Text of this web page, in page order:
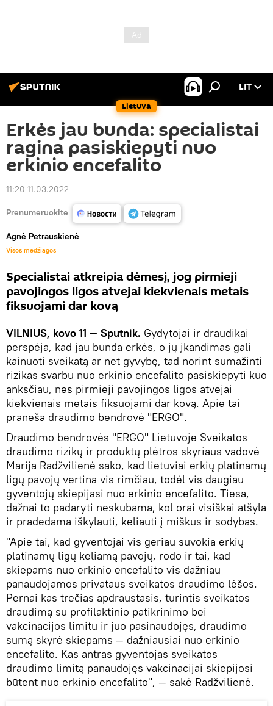
Lietuva
LIT
Erkės jau bunda: specialistai
ragina pasiskiepyti nuo
erkinio encefalito
11:20 11.03.2022
Prenumeruokite
Agnė Petrauskienė
Visos medžiagos
Specialistai atkreipia dėmesį, jog pirmieji
pavojingos ligos atvejai kiekvienais metais
fiksuojami dar kovą
VILNIUS, kovo 11 — Sputnik. Gydytojai ir draudikai
perspėja, kad jau bunda erkės, o jų įkandimas gali
kainuoti sveikatą ar net gyvybę, tad norint sumažinti
rizikas svarbu nuo erkinio encefalito pasiskiepyti kuo
anksčiau, nes pirmieji pavojingos ligos atvejai
kiekvienais metais fiksuojami dar kovą. Apie tai
praneša draudimo bendrovė "ERGO".
Draudimo bendrovės "ERGO" Lietuvoje Sveikatos
draudimo rizikų ir produktų plėtros skyriaus vadovė
Marija Radžvilienė sako, kad lietuviai erkių platinamų
ligų pavojų vertina vis rimčiau, todėl vis daugiau
gyventojų skiepijasi nuo erkinio encefalito. Tiesa,
dažnai to padaryti neskubama, kol orai visiškai atšyla
ir pradedama iškylauti, keliauti į miškus ir sodybas.
"Apie tai, kad gyventojai vis geriau suvokia erkių
platinamų ligų keliamą pavojų, rodo ir tai, kad
skiepams nuo erkinio encefalito vis dažniau
panaudojamos privataus sveikatos draudimo lėšos.
Pernai kas trečias apdraustasis, turintis sveikatos
draudimą su profilaktinio patikrinimo bei
vakcinacijos limitu ir juo pasinaudojęs, draudimo
sumą skyrė skiepams — dažniausiai nuo erkinio
encefalito. Kas antras gyventojas sveikatos
draudimo limitą panaudojęs vakcinacijai skiepijosi
būtent nuo erkinio encefalito", — sakė Radžvilienė.